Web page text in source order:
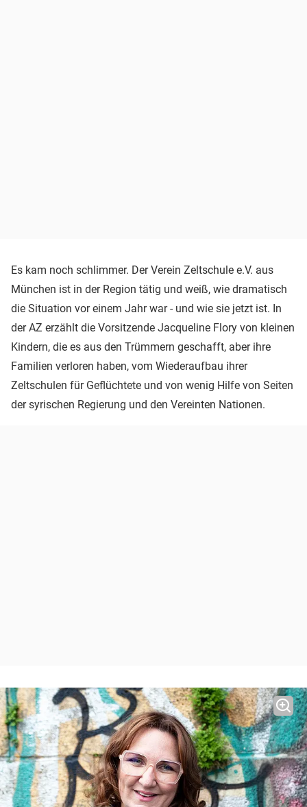
Es kam noch schlimmer. Der Verein Zeltschule e.V. aus
München ist in der Region tätig und weiß, wie dramatisch
die Situation vor einem Jahr war - und wie sie jetzt ist. In
der AZ erzählt die Vorsitzende Jacqueline Flory von kleinen
Kindern, die es aus den Trümmern geschafft, aber ihre
Familien verloren haben, vom Wiederaufbau ihrer
Zeltschulen für Geflüchtete und von wenig Hilfe von Seiten
der syrischen Regierung und den Vereinten Nationen.